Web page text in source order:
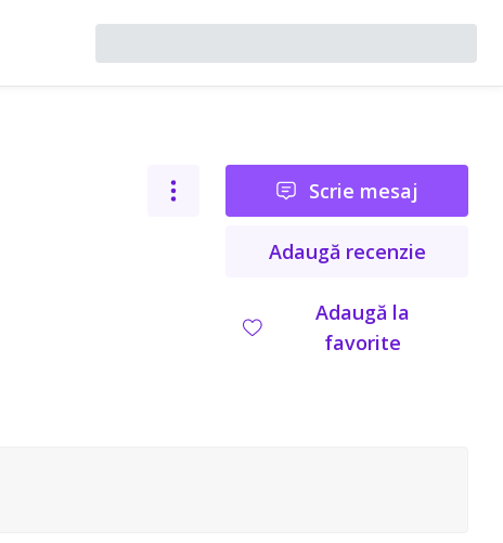
Scrie mesaj
Adaugă recenzie
Adaugă la
favorite